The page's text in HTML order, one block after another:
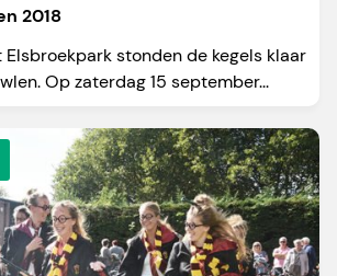
2018
stonden de kegels klaar
Op zaterdag 15 september...